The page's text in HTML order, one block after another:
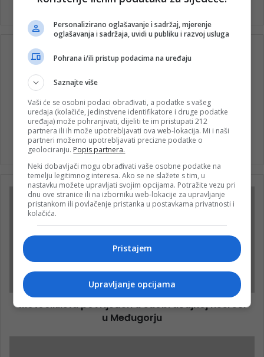
nkglavni
Website
Motociklista povrijeđen u saobraćajnoj nesreći
u Međugorju
Personalizirano oglašavanje i sadržaj, mjerenje
oglašavanja i sadržaja, uvidi u publiku i razvoj usluga
Pohrana i/ili pristup podacima na uređaju
Saznajte više
Vaši će se osobni podaci obrađivati, a podatke s vašeg
uređaja (kolačiće, jedinstvene identifikatore i druge podatke
uređaja) može pohranjivati, dijeliti te im pristupati 212
partnera ili ih može upotrebljavati ova web-lokacija. Mi i naši
partneri možemo upotrebljavati precizne podatke o
geolociranju. Popis partnera.
Neki dobavljači mogu obrađivati vaše osobne podatke na
temelju legitimnog interesa. Ako se ne slažete s tim, u
nastavku možete upravljati svojim opcijama. Potražite vezu pri
dnu ove stranice ili na izborniku web-lokacije za upravljanje
pristankom ili povlačenje pristanka u postavkama privatnosti i
kolačića.
Pristajem
Upravljanje opcijama